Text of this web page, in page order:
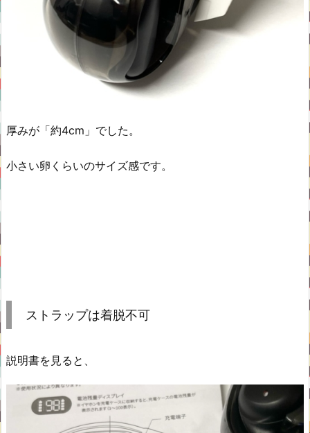
厚みが「約4cm」でした。
小さい卵くらいのサイズ感です。
ストラップは着脱不可
説明書を見ると、